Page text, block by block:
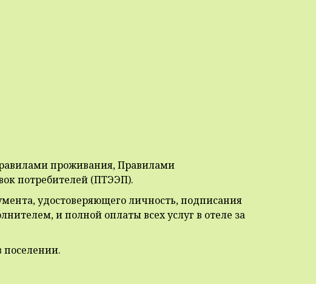
проживания, Правилами
потребителей (ПТЭЭП).
удостоверяющего личность, подписания
и полной оплаты всех услуг в отеле за
поселении.